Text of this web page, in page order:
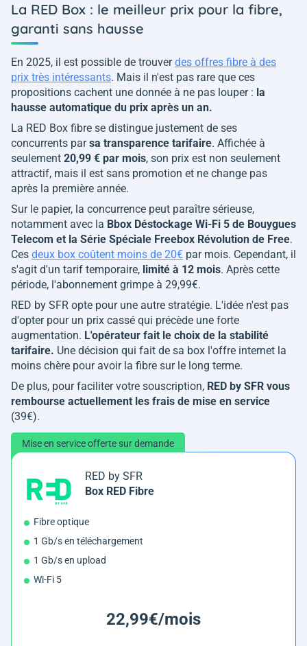
La RED Box : le meilleur prix pour la fibre,
garanti sans hausse
En 2025, il est possible de trouverdes offres fibre à des
prix très intéressants. Mais il n'est pas rare que ces
propositions cachent une donnée à ne pas louper : la
hausse automatique du prix après un an.
La RED Box fibre se distingue justement de ses
concurrents parsa transparence tarifaire. Affichée à
seulement 20,99 € par mois, son prix est non seulement
attractif, mais il est sans promotion et ne change pas
après la première année.
Sur le papier, la concurrence peut paraître sérieuse,
notamment avec la Bbox Déstockage Wi-Fi 5 de Bouygues
Telecom et la Série Spéciale Freebox Révolution de Free.
Ces deux box coûtent moins de 20€ par mois. Cependant, il
s'agit d'un tarif temporaire, limité à 12 mois. Après cette
période, l'abonnement grimpe à 29,99€.
RED by SFR opte pour une autre stratégie. L'idée n'est pas
d'opter pour un prix cassé qui précède une forte
augmentation. L'opérateur fait le choix de la stabilité
tarifaire. Une décision qui fait de sa box l'offre internet la
moins chère pour avoir la fibre sur le long terme.
De plus, pour faciliter votre souscription, RED by SFR vous
rembourse actuellement les frais de mise en service
(39€).
Mise en service offerte sur demande
RED by SFR
Box RED Fibre
Fibre optique
1 Gb/s en téléchargement
1 Gb/s en upload
Wi-Fi 5
22,99€/mois